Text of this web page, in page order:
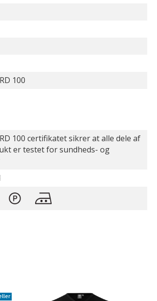
100
100 certifikatet sikrer at alle dele af
er testet for sundheds- og